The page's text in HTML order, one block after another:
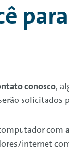
conosco,
solicitados
com
internet